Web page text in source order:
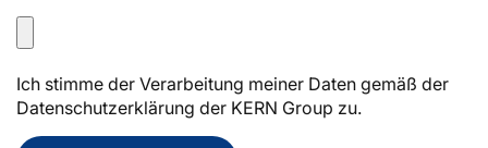
Ich stimme der Verarbeitung meiner Daten gemäß der
Datenschutzerklärung der KERN Group zu.